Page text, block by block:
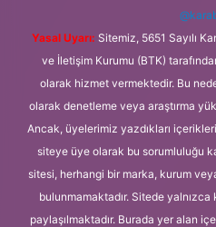
Yasal Uyarı: Sitemiz, 5651 Sayılı
ve İletişim Kurumu (BTK)
olarak hizmet vermektedir. Bu
olarak denetleme veya araştırma
Ancak, üyelerimiz yazdıkları
siteye üye olarak bu sorumluluğu
sitesi, herhangi bir marka, kurum
bulunmamaktadır. Sitede yalnızca
paylaşılmaktadır. Burada yer alan